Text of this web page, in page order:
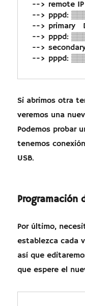
--> remote
--> pppd:
--> primary
--> pppd:
-->
--> pppd:
Si abrimos otra
veremos una
Podemos probar
tenemos
USB.
Programación
Por último,
establezca cada
así que
que espere el